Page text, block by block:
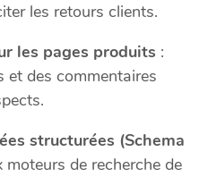
les retours clients.
les pages produits :
et des commentaires
structurées (Schema
moteurs de recherche de